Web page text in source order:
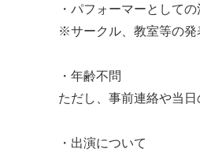
・​パフォーマーとして
※サークル、教室等の発
・​年齢不問
ただし、事前連絡や当
・出演について